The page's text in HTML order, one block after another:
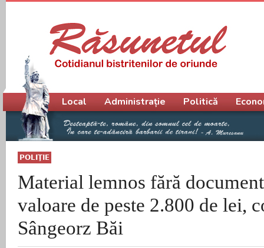
POLIŢIE
Material lemnos fără
valoare de peste 2.800 de lei,
Sângeorz Băi
Meniu principal
Local Administrație Politică